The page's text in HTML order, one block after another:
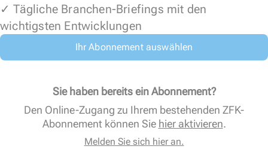
✓ Tägliche Branchen-Briefings mit den
wichtigsten Entwicklungen
Ihr Abonnement auswählen
Sie haben bereits ein Abonnement?
Den Online-Zugang zu Ihrem bestehenden ZFK-
Abonnement können Sie hier aktivieren.
Melden Sie sich hier an.